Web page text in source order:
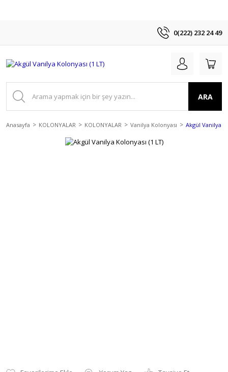
0(222) 232 24 49
ARA
Anasayfa KOLONYALAR KOLONYALAR Vanilya Kolonyası Akgül Vanilya